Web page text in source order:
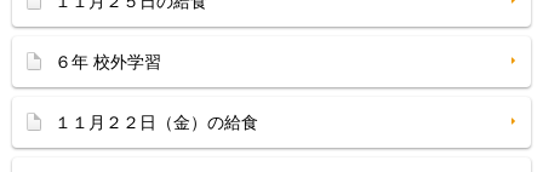
６年 校外学習
１１月２２日（金）の給食